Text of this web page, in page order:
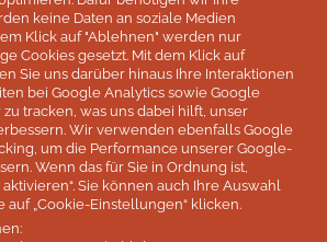
Wasser und Saft zu den Mahlzeiten
und Trinkgelder
im Einzelzimmer statt
(obligatorisch für Alleinreisende)
ab Bilbao oder Biarritz
keine Daten an soziale Medien
Klick auf "Ablehnen" werden nur
Cookies gesetzt. Mit dem Klick auf
Sie uns darüber hinaus Ihre Interaktionen
bei Google Analytics sowie Google
tracken, was uns dabei hilft, unser
Wir verwenden ebenfalls Google
um die Performance unserer Google-
Wenn das für Sie in Ordnung ist,
Sie können auch Ihre Auswahl
auf „Cookie-Einstellungen“ klicken.